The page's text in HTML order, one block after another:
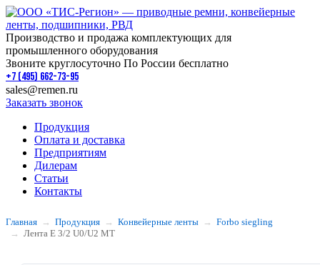
Производство и продажа комплектующих для
промышленного оборудования
Звоните круглосуточно По России бесплатно
+7 (495) 662-73-95
sales@remen.ru
Заказать звонок
Продукция
Оплата и доставка
Предприятиям
Дилерам
Статьи
Контакты
Главная Продукция Конвейерные ленты
Forbo siegling
Лента E 3/2 U0/U2 MT